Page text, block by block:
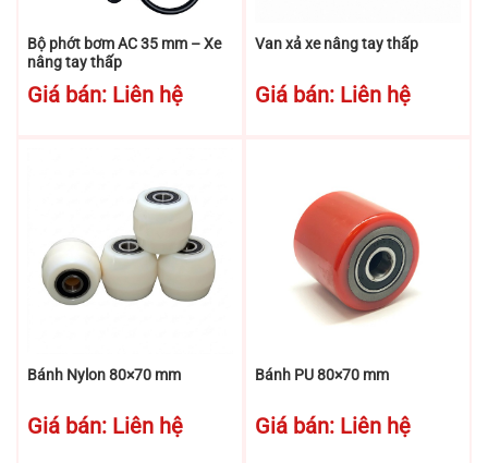
Bộ phớt bơm AC 35 mm – Xe
nâng tay thấp
Giá bán: Liên hệ
Van xả xe nâng tay thấp
Giá bán: Liên hệ
Bánh Nylon 80×70 mm
Giá bán: Liên hệ
Bánh PU 80×70 mm
Giá bán: Liên hệ